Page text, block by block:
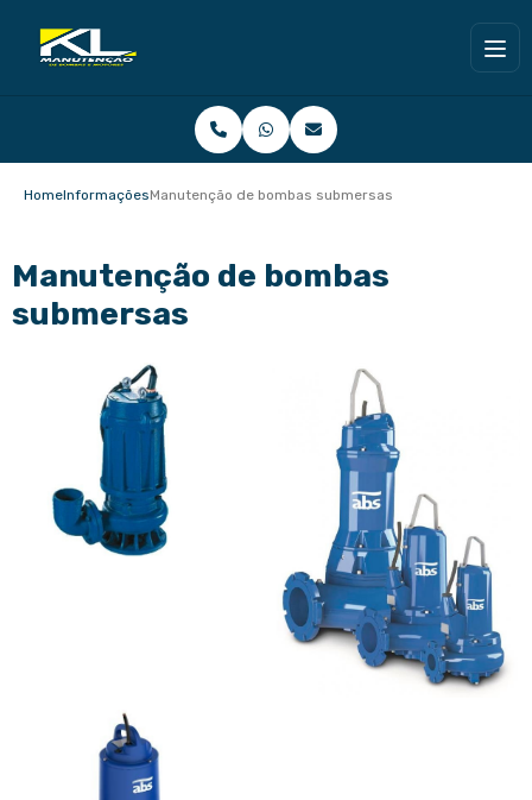
HomeInformaçõesManutenção de bombas submersas
Manutenção de bombas
submersas